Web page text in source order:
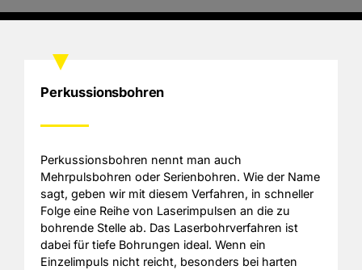
Perkussionsbohren
Perkussionsbohren nennt man auch
Mehrpulsbohren oder Serienbohren. Wie der Name
sagt, geben wir mit diesem Verfahren, in schneller
Folge eine Reihe von Laserimpulsen an die zu
bohrende Stelle ab. Das Laserbohrverfahren ist
dabei für tiefe Bohrungen ideal. Wenn ein
Einzelimpuls nicht reicht, besonders bei harten